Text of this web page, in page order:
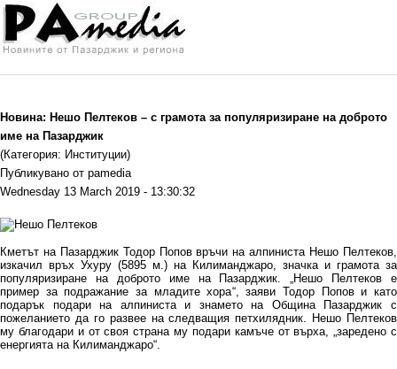
Новина: Нешо Пелтеков – с грамота за популяризиране на доброто
име на Пазарджик
(Категория: Институции)
Публикувано от pamedia
Wednesday 13 March 2019 - 13:30:32
Кметът на Пазарджик Тодор Попов връчи на алпиниста Нешо Пелтеков,
изкачил връх Ухуру (5895 м.) на Килиманджаро, значка и грамота за
популяризиране на доброто име на Пазарджик. „Нешо Пелтеков е
пример за подражание за младите хора“, заяви Тодор Попов и като
подарък подари на алпиниста и знамето на Община Пазарджик с
пожеланието да го развее на следващия петхилядник. Нешо Пелтеков
му благодари и от своя страна му подари камъче от върха, „заредено с
енергията на Килиманджаро“.